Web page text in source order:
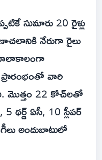
సుమారు 20 రైళ్లు
నేరుగా రైలు
చాలాకాలంగా
ప్రారంభంతో వారి
మొత్తం 22 కోచ్‌లతో
థర్డ్ ఏసీ, 10 స్లీపర్
అందుబాటులో